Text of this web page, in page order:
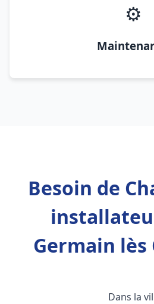
⚙️
Besoin de
Germain lès
Dans la